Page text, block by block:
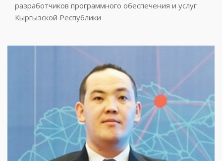
разработчиков программного обеспечения и услуг
Кыргызской Республики